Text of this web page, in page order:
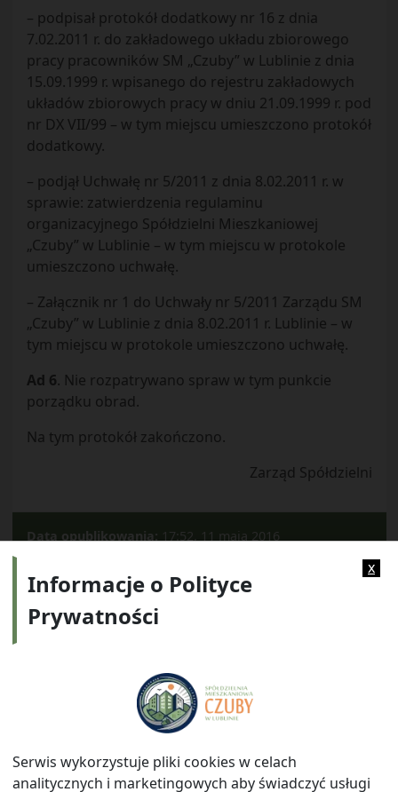
– podpisał protokół dodatkowy nr 16 z dnia
7.02.2011 r. do zakładowego układu zbiorowego
pracy pracowników SM „Czuby” w Lublinie z dnia
15.09.1999 r. wpisanego do rejestru zakładowych
układów zbiorowych pracy w dniu 21.09.1999 r. pod
nr DX VII/99 – w tym miejscu umieszczono protokół
dodatkowy.
– podjął Uchwałę nr 5/2011 z dnia 8.02.2011 r. w
sprawie: zatwierdzenia regulaminu
organizacyjnego Spółdzielni Mieszkaniowej
„Czuby” w Lublinie – w tym miejscu w protokole
umieszczono uchwałę.
– Załącznik nr 1 do Uchwały nr 5/2011 Zarządu SM
„Czuby” w Lublinie z dnia 8.02.2011 r. Lublinie – w
tym miejscu w protokole umieszczono uchwałę.
Ad 6. Nie rozpatrywano spraw w tym punkcie
porządku obrad.
Na tym protokół zakończono.
Zarząd Spółdzielni
Data opublikowania: 17:52, 11 maja 2016
ul. Watykańska 6, 20-538 Lublin
Telefon: 814641700 E-mail: info@smczuby.pl
x
Informacje o Polityce
Prywatności
Serwis wykorzystuje pliki cookies w celach
analitycznych i marketingowych aby świadczyć usługi